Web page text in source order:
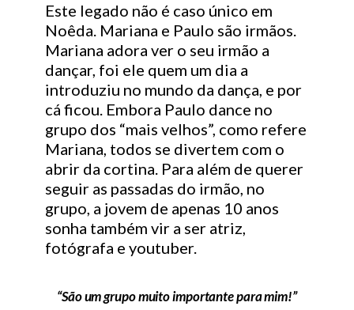
Este legado não é caso único em
Noêda. Mariana e Paulo são irmãos.
Mariana adora ver o seu irmão a
dançar, foi ele quem um dia a
introduziu no mundo da dança, e por
cá ficou. Embora Paulo dance no
grupo dos “mais velhos”, como refere
Mariana, todos se divertem com o
abrir da cortina. Para além de querer
seguir as passadas do irmão, no
grupo, a jovem de apenas 10 anos
sonha também vir a ser atriz,
fotógrafa e youtuber.
“São um grupo muito importante para mim!”